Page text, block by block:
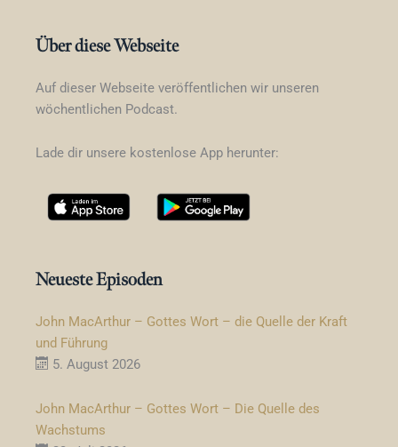
Über diese Webseite
Auf dieser Webseite veröffentlichen wir unseren
wöchentlichen Podcast.
Lade dir unsere kostenlose App herunter:
Neueste Episoden
John MacArthur – Gottes Wort – die Quelle der Kraft
und Führung
5. August 2026
John MacArthur – Gottes Wort – Die Quelle des
Wachstums